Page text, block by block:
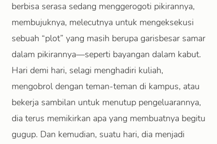
berbisa serasa sedang menggerogoti pikirannya,
membujuknya, melecutnya untuk mengeksekusi
sebuah “plot” yang masih berupa garisbesar samar
dalam pikirannya—seperti bayangan dalam kabut.
Hari demi hari, selagi menghadiri kuliah,
mengobrol dengan teman-teman di kampus, atau
bekerja sambilan untuk menutup pengeluarannya,
dia terus memikirkan apa yang membuatnya begitu
gugup. Dan kemudian, suatu hari, dia menjadi